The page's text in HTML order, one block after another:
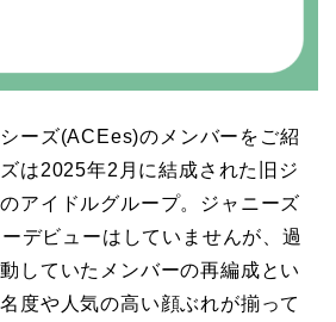
ーズ(ACEes)のメンバーをご紹
は2025年2月に結成された旧ジ
アイドルグループ。ジャニーズ
デビューはしていませんが、過
していたメンバーの再編成とい
度や人気の高い顔ぶれが揃って